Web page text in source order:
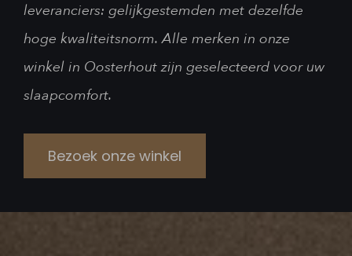
leveranciers: gelijkgestemden met dezelfde
hoge kwaliteitsnorm. Alle merken in onze
winkel in Oosterhout zijn geselecteerd voor uw
slaapcomfort.
Bezoek onze winkel